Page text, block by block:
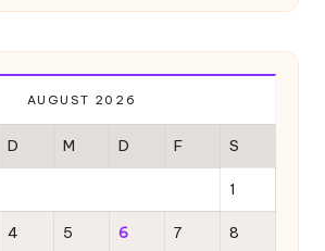
AUGUST 2026
D M D F S
1
4 5 6 7 8